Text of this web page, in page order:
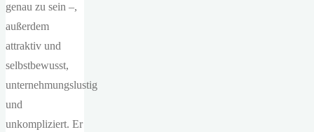
genau zu sein –,
außerdem
attraktiv und
selbstbewusst,
unternehmungslustig
und
unkompliziert. Er